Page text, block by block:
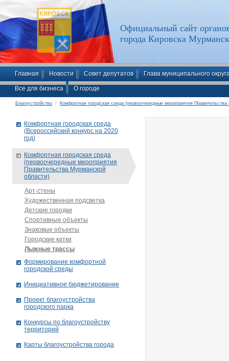
Официальный сайт
города Кировска
Главная Новости Совет депутатов Глава муниципального
Все для бизнеса О городе
Благоустройство / Комфортная городская среда (первоочередные мероприятия
Комфортная городская среда
(Всероссийский конкурс на 2020
год)
Комфортная городская среда
(первоочередные мероприятия
Правительства Мурманской
области)
Арт-стены
Художественная подсветка
Детские городки
Спортивные объекты
Знаковые объекты
Городские катки
Лыжные трассы
Формирование комфортной
городской среды
Инициативное бюджетирование
Проект благоустройства
городского парка
Конкурсы по благоустройству
территорий
Карты благоустройства города